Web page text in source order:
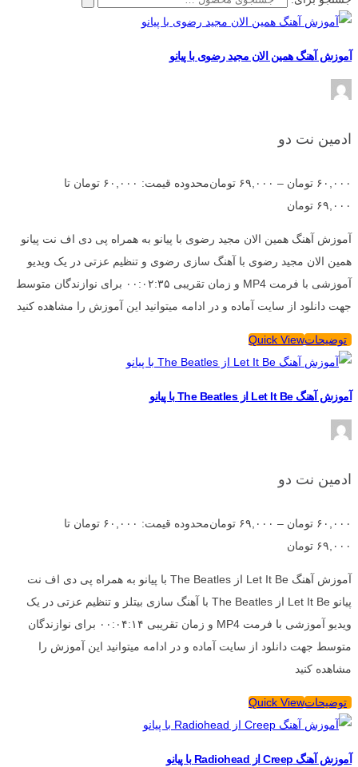
آموزش آهنگ همین الان مجید رضوی با پیانو
ادمین نت دو
۶۰,۰۰۰ تومان – ۶۹,۰۰۰ تومان
محدوده قیمت: ۶۰,۰۰۰ تومان تا
۶۹,۰۰۰ تومان
آموزش آهنگ همین الان مجید رضوی با پیانو به همراه پی دی اف نت پیانو
همین الان مجید رضوی با آهنگ سازی رضوی و تنظیم عزتی در یک ویدیو
آموزشی با فرمت MP4 و زمان تقریبی ۰۰:۰۲:۳۵ برای نوازندگان متوسط
جهت دانلود از سایت آماده و در ادامه میتوانید این آموزش را مشاهده کنید
توضیحاتQuick View
آموزش آهنگ Let It Be از The Beatles با پیانو
ادمین نت دو
۶۰,۰۰۰ تومان – ۶۹,۰۰۰ تومان
محدوده قیمت: ۶۰,۰۰۰ تومان تا
۶۹,۰۰۰ تومان
آموزش آهنگ Let It Be از The Beatles با پیانو به همراه پی دی اف نت
پیانو Let It Be از The Beatles با آهنگ سازی بیتلز و تنظیم عزتی در یک
ویدیو آموزشی با فرمت MP4 و زمان تقریبی ۰۰:۰۴:۱۴ برای نوازندگان
متوسط جهت دانلود از سایت آماده و در ادامه میتوانید این آموزش را
مشاهده کنید
توضیحاتQuick View
آموزش آهنگ Creep از Radiohead با پیانو